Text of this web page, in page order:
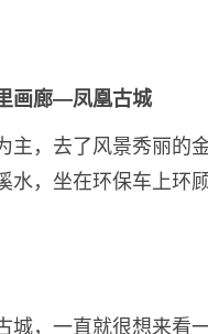
画廊—凤凰古城
主，去了风景秀丽的
水，坐在环保车上环
城，一直就很想来